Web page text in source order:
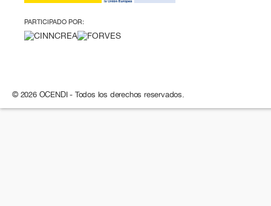
PARTICIPADO POR:
© 2026 OCENDI - Todos los derechos reservados.